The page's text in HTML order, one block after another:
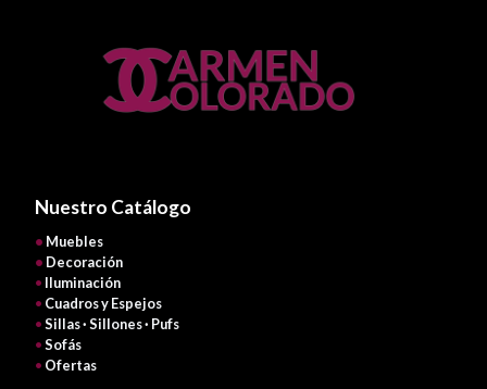
Nuestro Catálogo
• Muebles
• Decoración
• Iluminación
• Cuadros y Espejos
•Sillas · Sillones · Pufs
•Sofás
• Ofertas